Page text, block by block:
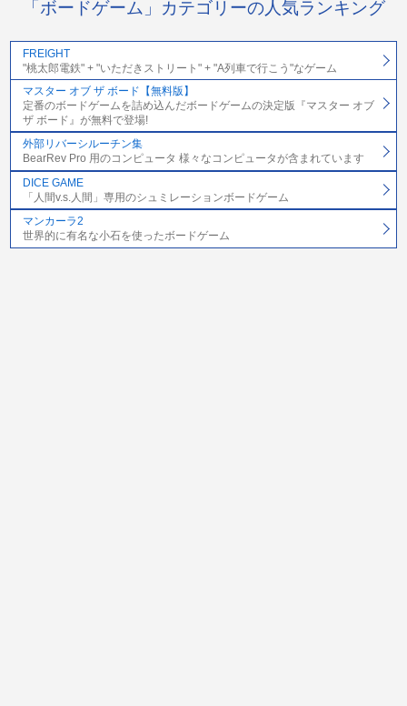
「ボードゲーム」カテゴリーの人気ランキング
FREIGHT
"桃太郎電鉄" + "いただきストリート" + "A列車で行こう"なゲーム
マスター オブ ザ ボード【無料版】
定番のボードゲームを詰め込んだボードゲームの決定版『マスター オブ
ザ ボード』が無料で登場!
外部リバーシルーチン集
BearRev Pro 用のコンピュータ 様々なコンピュータが含まれています
DICE GAME
「人間v.s.人間」専用のシュミレーションボードゲーム
マンカーラ2
世界的に有名な小石を使ったボードゲーム